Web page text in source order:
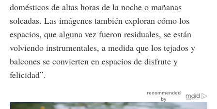
domésticos de altas horas de la noche o mañanas
soleadas. Las imágenes también exploran cómo los
espacios, que alguna vez fueron residuales, se están
volviendo instrumentales, a medida que los tejados y
balcones se convierten en espacios de disfrute y
felicidad”.